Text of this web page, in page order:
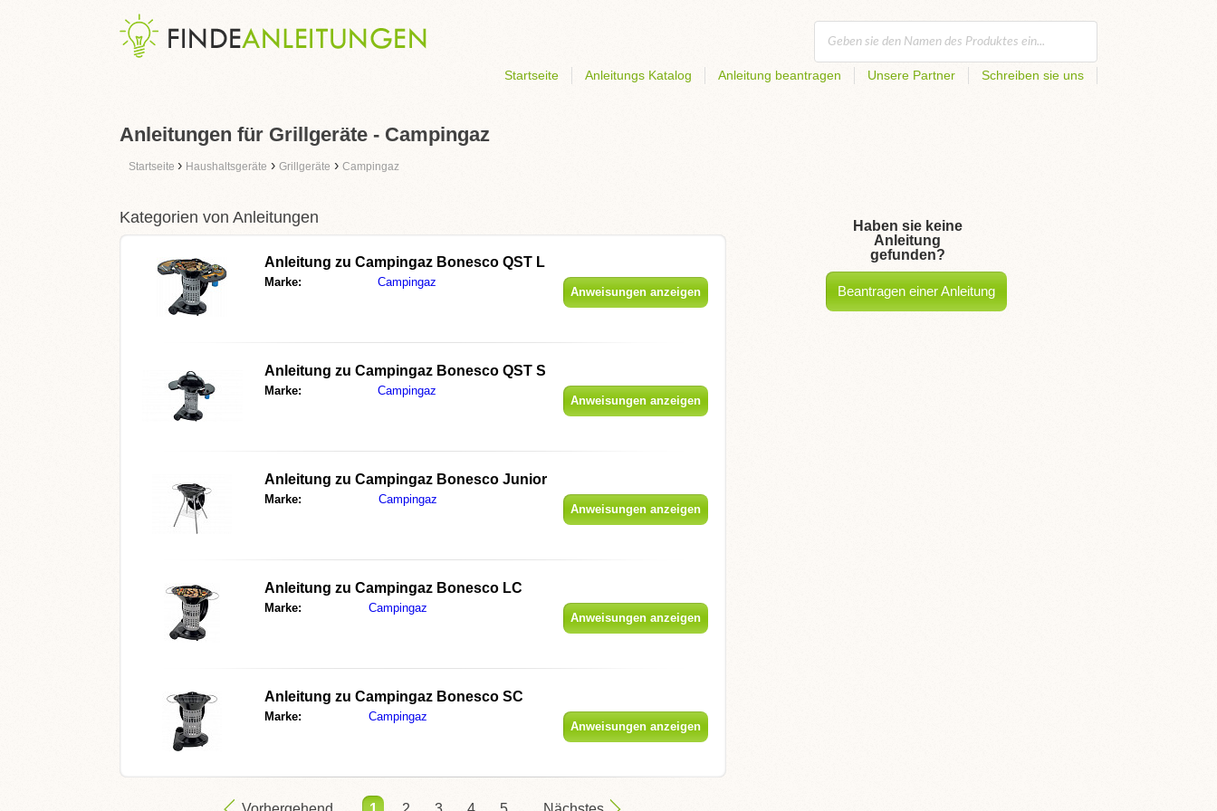
Startseite Anleitungs Katalog Anleitung beantragen Unsere Partner Schreiben sie uns
Anleitungen für Grillgeräte - Campingaz
Startseite › Haushaltsgeräte › Grillgeräte › Campingaz
Kategorien von Anleitungen
Anleitung zu Campingaz Bonesco QST L
Marke: Campingaz
Anweisungen anzeigen
Anleitung zu Campingaz Bonesco QST S
Marke: Campingaz
Anweisungen anzeigen
Anleitung zu Campingaz Bonesco Junior
Marke: Campingaz
Anweisungen anzeigen
Anleitung zu Campingaz Bonesco LC
Marke: Campingaz
Anweisungen anzeigen
Anleitung zu Campingaz Bonesco SC
Marke: Campingaz
Anweisungen anzeigen
Haben sie keine
Anleitung
gefunden?
Beantragen einer Anleitung